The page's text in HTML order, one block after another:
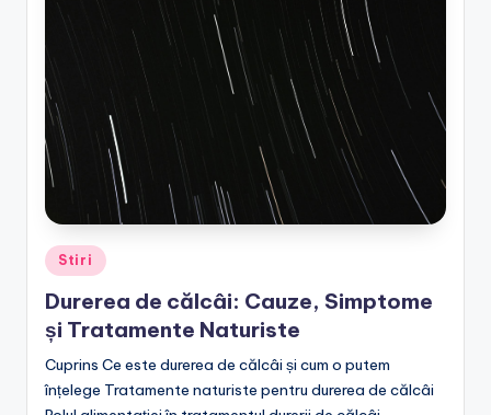
Posted
in
Stiri
Durerea de călcâi: Cauze, Simptome
și Tratamente Naturiste
Cuprins Ce este durerea de călcâi și cum o putem
înțelege Tratamente naturiste pentru durerea de călcâi